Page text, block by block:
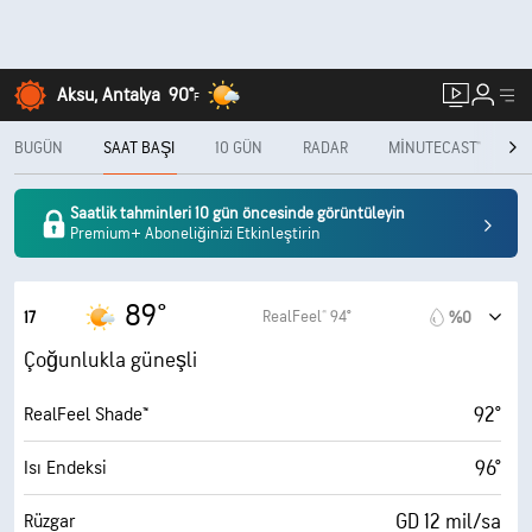
Aksu, Antalya 90°F
BUGÜN SAAT BAŞI 10 GÜN RADAR MINUTECAST®
Saatlik tahminleri 10 gün öncesinde görüntüleyin
Premium+ Aboneliğinizi Etkinleştirin
17 89° RealFeel® 94° %0
Çoğunlukla güneşli
RealFeel Shade™ 92°
Isı Endeksi 96°
Rüzgar GD 12 mil/sa